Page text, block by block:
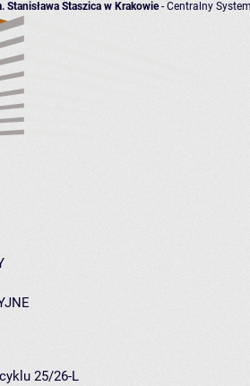
Staszica w Krakowie- Centralny
25/26-L